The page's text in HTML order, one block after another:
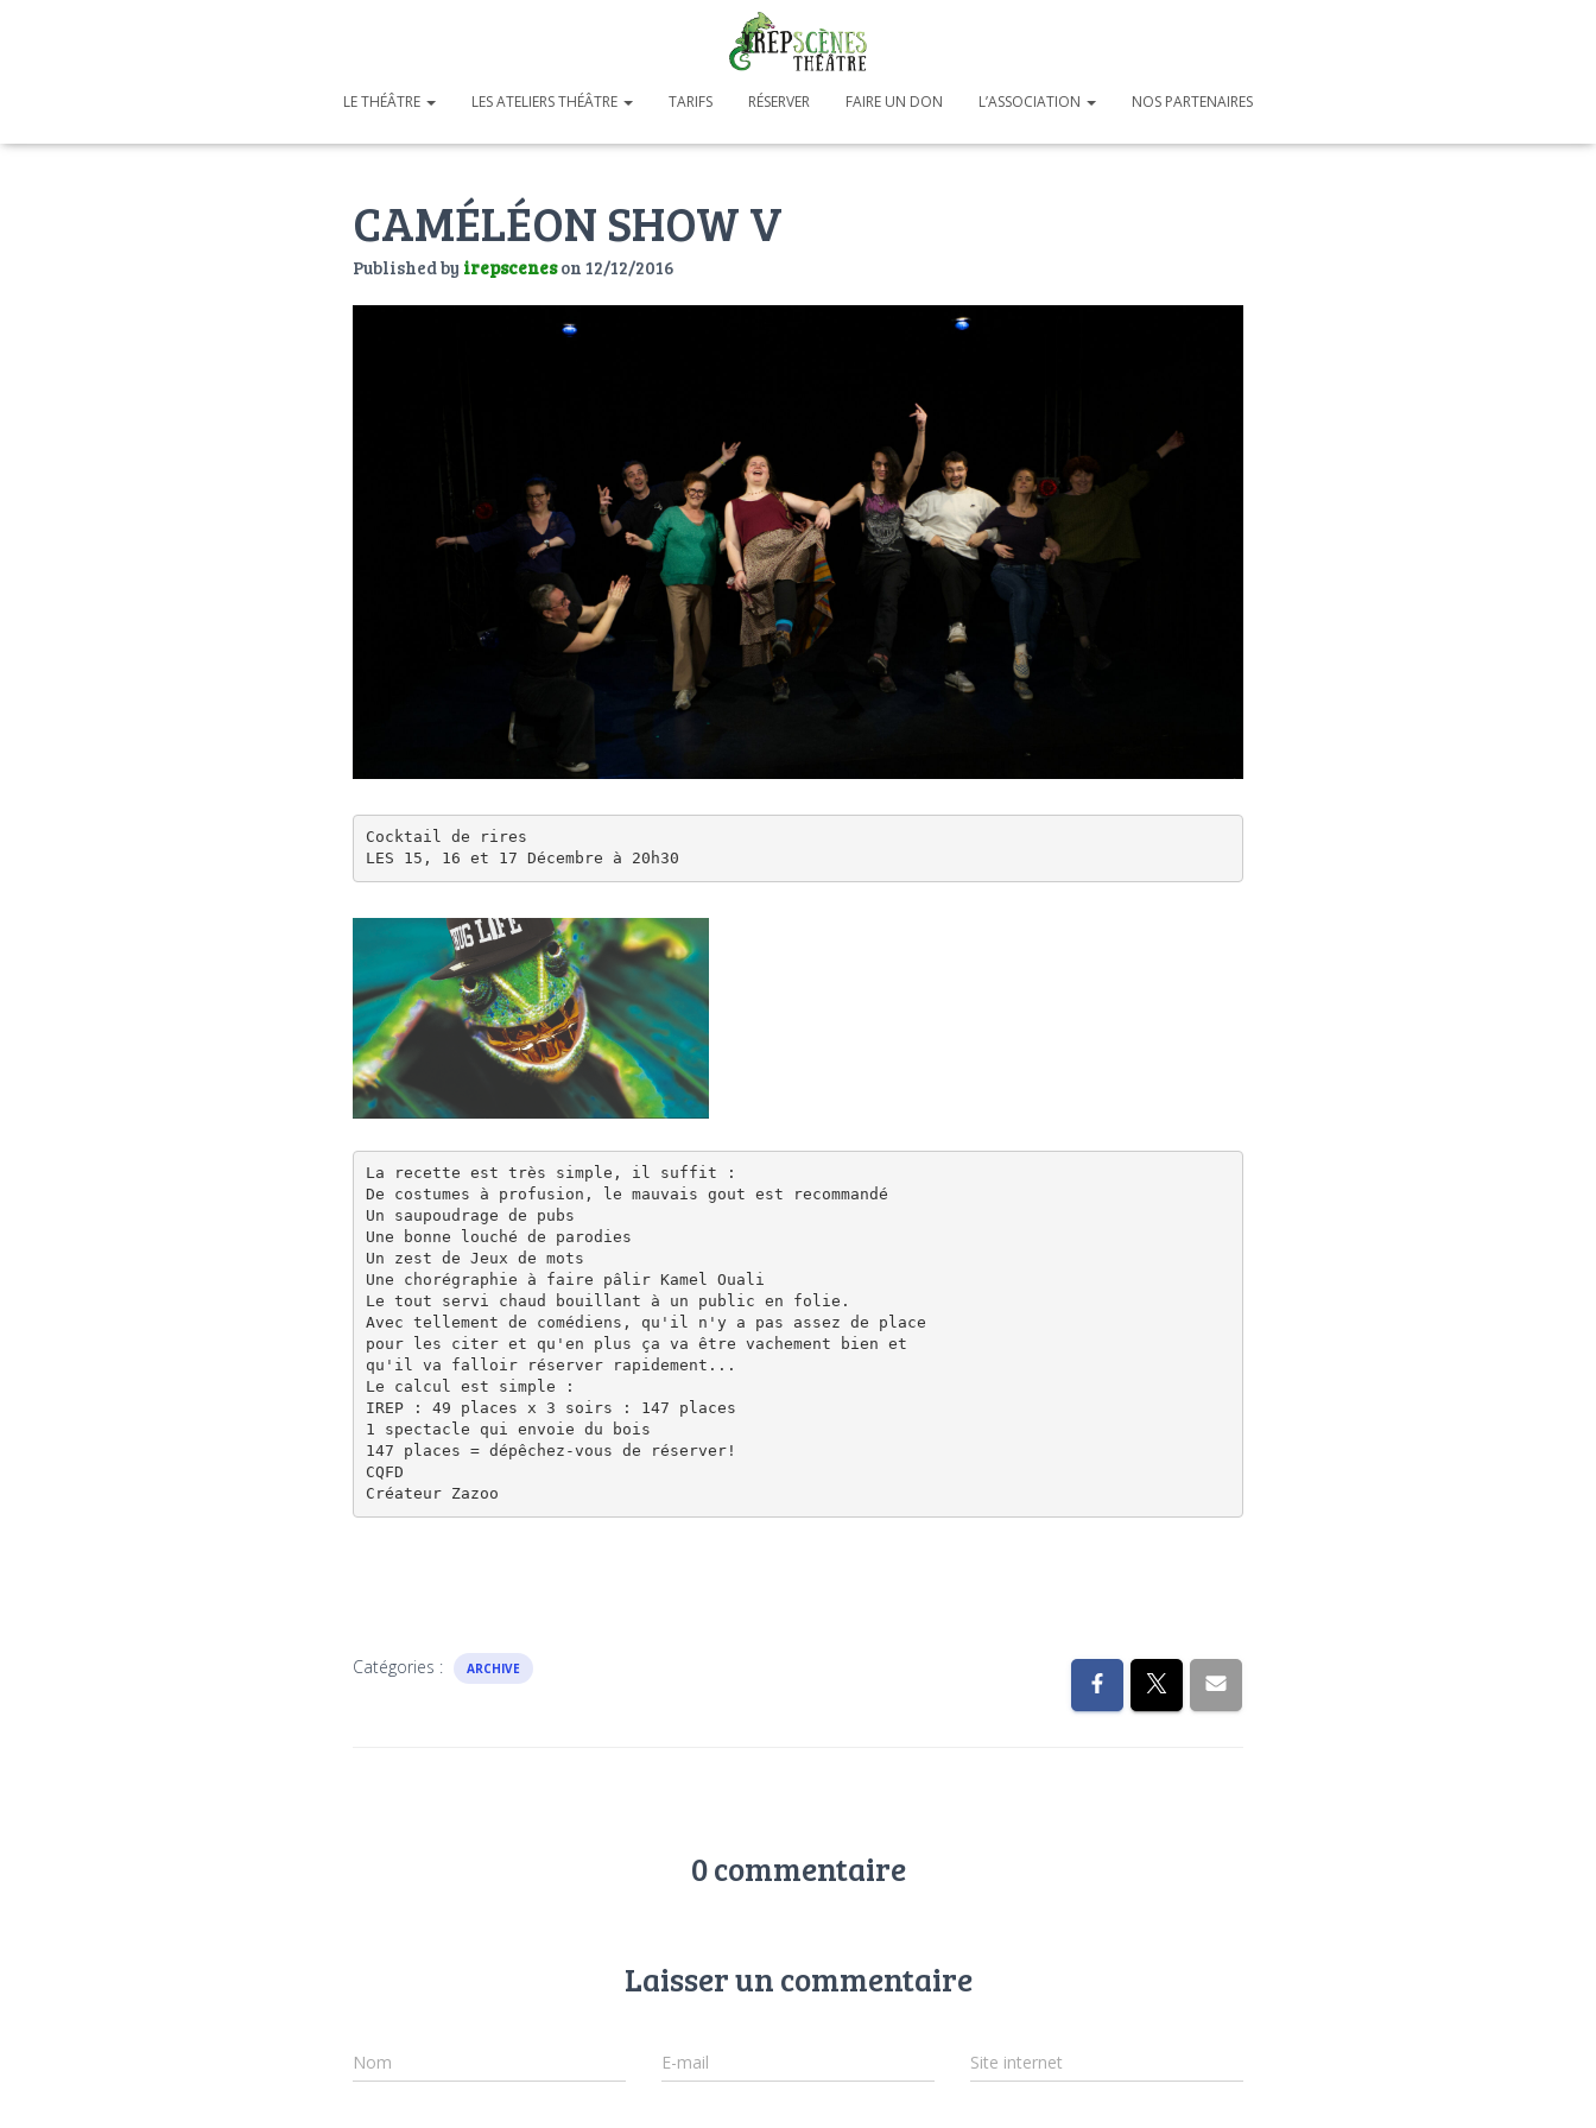
LE THÉÂTRE LES ATELIERS THÉÂTRE TARIFS RÉSERVER FAIRE UN DON L’ASSOCIATION NOS PARTENAIRES
CAMÉLÉON SHOW V
Published by irepsceneson 12/12/2016
Cocktail de rires
LES 15, 16 et 17 Décembre à 20h30
La recette est très simple, il suffit :
De costumes à profusion, le mauvais gout est recommandé
Un saupoudrage de pubs
Une bonne louché de parodies
Un zest de Jeux de mots
Une chorégraphie à faire pâlir Kamel Ouali
Le tout servi chaud bouillant à un public en folie.
Avec tellement de comédiens, qu'il n'y a pas assez de place
pour les citer et qu'en plus ça va être vachement bien et
qu'il va falloir réserver rapidement...
Le calcul est simple :
IREP : 49 places x 3 soirs : 147 places
1 spectacle qui envoie du bois
147 places = dépêchez-vous de réserver!
CQFD
Créateur Zazoo
Catégories : ARCHIVE
0 commentaire
Laisser un commentaire
Nom E-mail Site internet